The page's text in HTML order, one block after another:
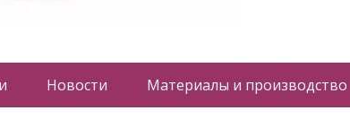
Новости Материалы и производство